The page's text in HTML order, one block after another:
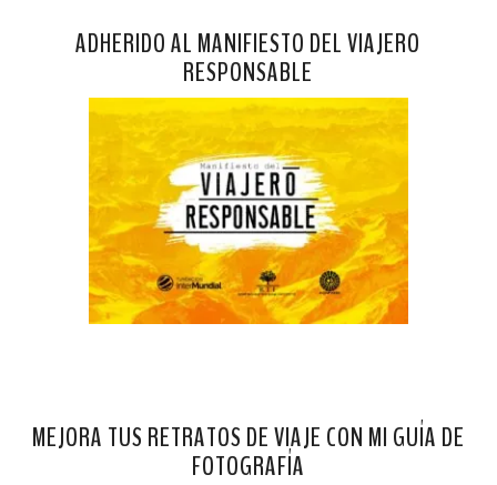
ADHERIDO AL MANIFIESTO DEL VIAJERO
RESPONSABLE
MEJORA TUS RETRATOS DE VIAJE CON MI GUÍA DE
FOTOGRAFÍA